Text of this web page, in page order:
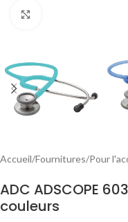
Accueil Fournitures Pour
ADC ADSCOPE
couleurs